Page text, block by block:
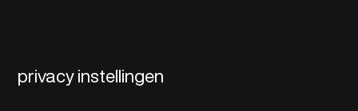
privacy instellingen